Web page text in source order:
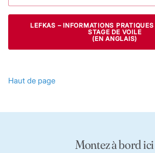
LEFKAS – INFORMATIONS
STAGE DE VOILE
(EN ANGLAIS)
Haut de page
Montez à bord ici